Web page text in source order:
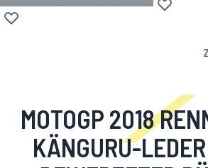
Zur Wunschliste hinzufügen
Zur
MOTOGP 2018
KÄNGURU-